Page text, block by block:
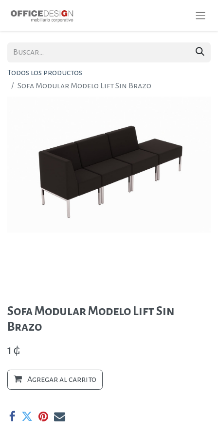
Todos los productos
Sofa Modular Modelo Lift Sin Brazo
Sofa Modular Modelo Lift Sin
Brazo
1 ₲
Agregar al carrito